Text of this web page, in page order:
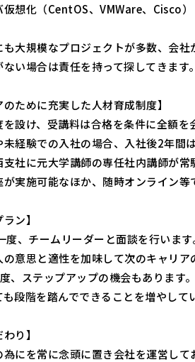
想化（CentOS、VMWare、Cisco）
も大規模なプロジェクトが多数、会社
い場合は責任を持って探してきます。
のために充実した人材育成制度】
設け、受講料は合格を条件に全額を
未経験での入社の場合、入社後2年間
社に元大学講師の専任社内講師が常
実施可能なほか、随時オンライン等
ン】
度、チームリーダーと面談を行います
意思と適性を加味して次のキャリア
、ステップアップの機会もあります。
段階を踏んでできることを増やして
り】
にを常に念頭に置き会社を運営して